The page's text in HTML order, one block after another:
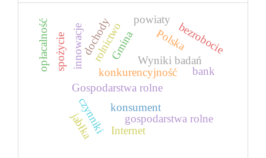
konsument
Gospodarstwa rolne
Wyniki badań
konkurencyjność
innowacje
gospodarstwa rolne
spożycie rolnictwo Polska
Gmina
czynniki Internet
jabłka
dochody bezrobocie
bank
opłacalność powiaty